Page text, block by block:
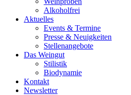
Alkoholfrei
Aktuelles
Events & Termine
Presse & Neuigkeiten
Stellenangebote
Das Weingut
Stilistik
Biodynamie
Kontakt
Newsletter